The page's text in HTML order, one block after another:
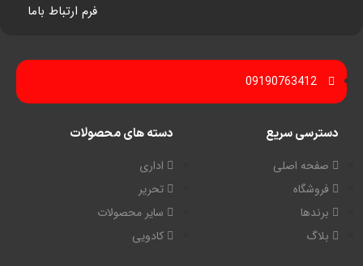
فرم ارتباط باما
09190763412
دسترسی سریع
صفحه اصلی
فروشگاه
برندها
بلاگ
دسته های محصولات
اداری
تحریر
سایر محصولات
کادویی